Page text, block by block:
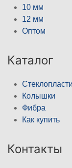
10 мм
12 мм
Оптом
Каталог
Колышки
Фибра
Как купить
Контакты